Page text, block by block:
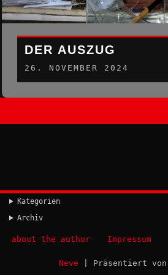
DER AUSZUG
26. NOVEMBER 2024
Kategorien
Archiv
about the author Impressum
Neve | Präsentiert von